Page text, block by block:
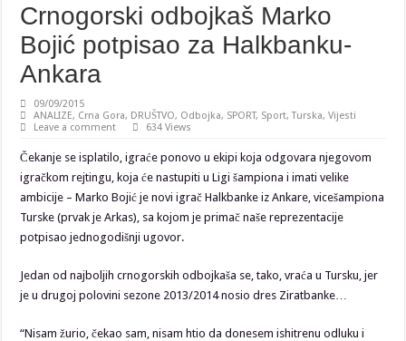
Crnogorski odbojkaš Marko
Bojić potpisao za Halkbanku-
Ankara
09/09/2015
ANALIZE, Crna Gora, DRUŠTVO, Odbojka, SPORT, Sport,Turska,Vijesti
Leave a comment
634 Views
Čekanje se isplatilo, igraće ponovo u ekipi koja odgovara njegovom
igračkom rejtingu, koja će nastupiti u Ligi šampiona i imati velike
ambicije – Marko Bojić je novi igrač Halkbanke iz Ankare, vicešampiona
Turske (prvak je Arkas), sa kojom je primač naše reprezentacije
potpisao jednogodišnji ugovor.
Jedan od najboljih crnogorskih odbojkaša se, tako, vraća u Tursku, jer
je u drugoj polovini sezone 2013/2014 nosio dres Ziratbanke…
“Nisam žurio, čekao sam, nisam htio da donesem ishitrenu odluku i